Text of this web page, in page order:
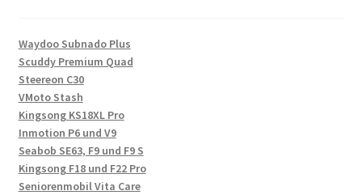
Waydoo Subnado Plus
Scuddy Premium Quad
Steereon C30
VMoto Stash
Kingsong KS18XL Pro
Inmotion P6 und V9
Seabob SE63, F9 und F9 S
Kingsong F18 und F22 Pro
Seniorenmobil Vita Care